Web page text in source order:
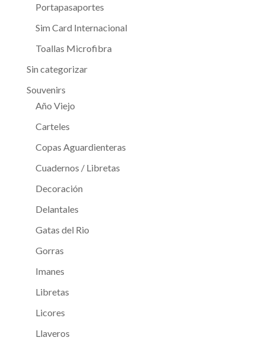
Portapasaportes
Sim Card Internacional
Toallas Microfibra
Sin categorizar
Souvenirs
Año Viejo
Carteles
Copas Aguardienteras
Cuadernos / Libretas
Decoración
Delantales
Gatas del Rio
Gorras
Imanes
Libretas
Licores
Llaveros